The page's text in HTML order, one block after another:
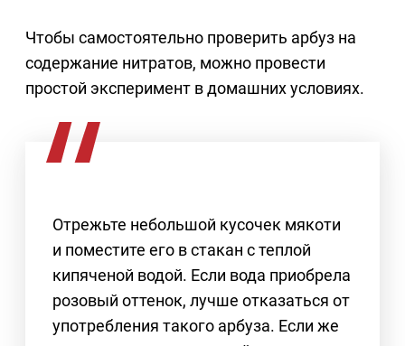
Чтобы самостоятельно проверить арбуз на
содержание нитратов, можно провести
простой эксперимент в домашних условиях.
Отрежьте небольшой кусочек мякоти
и поместите его в стакан с теплой
кипяченой водой. Если вода приобрела
розовый оттенок, лучше отказаться от
употребления такого арбуза. Если же